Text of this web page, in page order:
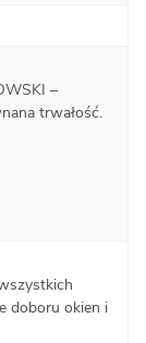
–
trwałość.
doboru okien i